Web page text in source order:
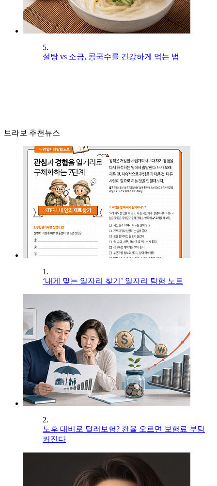
5.
설탕 vs 소금, 콩국수를 건강하게 먹는 법
브라보 추천뉴스
1.
‘내게 맞는 일자리 찾기’ 일자리 탐험 노트
2.
노후 대비로 달러보험? 환율 오르면 보험료 부담
커진다